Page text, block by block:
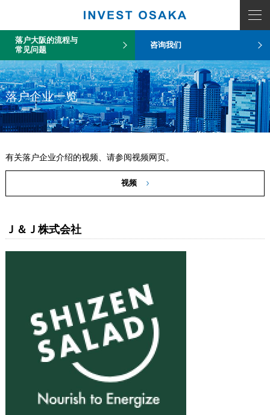
落户大阪的流程与
常见问题
咨询我们
落户企业一览
有关落户企业介绍的视频、请参阅视频网页。
视频
Ｊ＆Ｊ株式会社